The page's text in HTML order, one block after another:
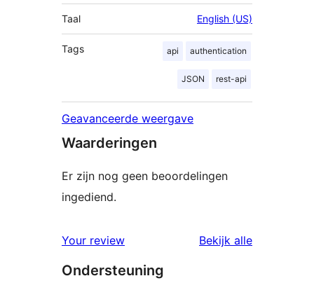
Taal English (US)
Tags api authentication
JSON rest-api
Geavanceerde weergave
Waarderingen
Er zijn nog geen beoordelingen
ingediend.
Your review Bekijk alle
Ondersteuning